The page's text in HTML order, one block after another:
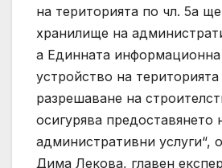
на територията по чл. 5а
хранилище на
а Единната
устройство на територията
разрешаване на
осигурява предоставянето
административни услуги“,
Дима Лекова, главен